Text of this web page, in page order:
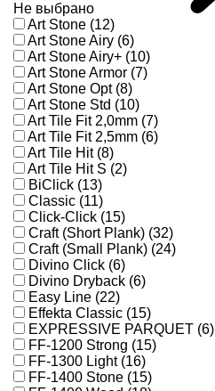
Не выбрано
Art Stone (12)
Art Stone Airy (6)
Art Stone Airy+ (10)
Art Stone Armor (7)
Art Stone Opt (8)
Art Stone Std (10)
Art Tile Fit 2,0mm (7)
Art Tile Fit 2,5mm (6)
Art Tile Hit (8)
Art Tile Hit S (2)
BiClick (13)
Classic (11)
Click-Click (15)
Craft (Short Plank) (32)
Craft (Small Plank) (24)
Divino Click (6)
Divino Dryback (6)
Easy Line (22)
Effekta Classic (15)
EXPRESSIVE PARQUET (6)
FF-1200 Strong (15)
FF-1300 Light (16)
FF-1400 Stone (15)